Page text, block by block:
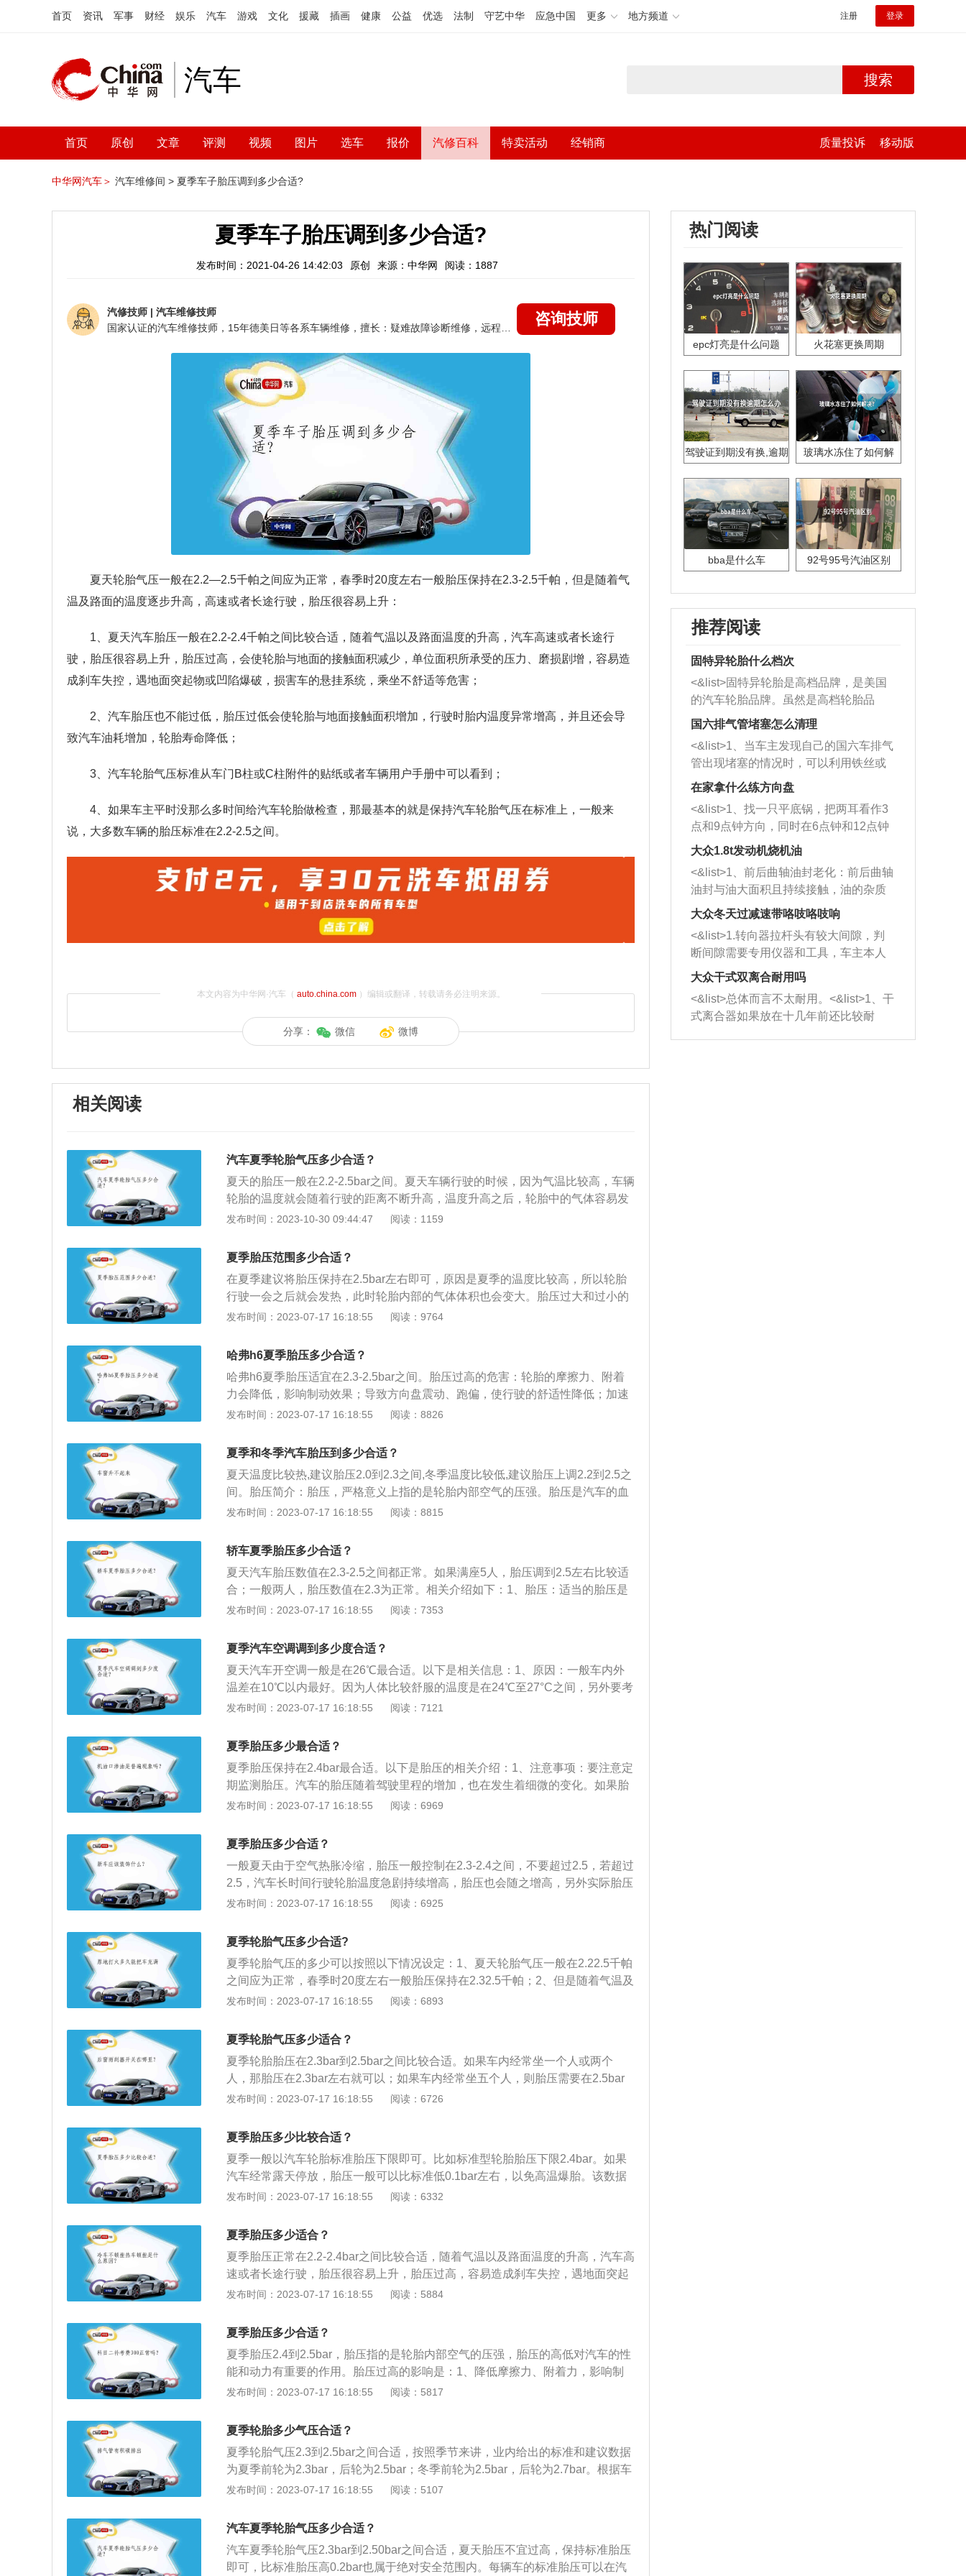
首页 资讯 军事 财经 娱乐 汽车 游戏 文化 援藏 插画 健康 公益 优选 法制 守艺中华 应急中国 更多 地方频道 注册 登录
汽车 搜索
首页 原创 文章 评测 视频 图片 选车 报价 汽修百科 特卖活动 经销商 质量投诉 移动版
中华网汽车＞ 汽车维修间 > 夏季车子胎压调到多少合适?
夏季车子胎压调到多少合适?
发布时间：2021-04-26 14:42:03 原创 来源：中华网 阅读：1887
汽修技师 | 汽车维修技师
咨询技师
夏天轮胎气压一般在2.2—2.5千帕之间应为正常，春季时20度左右一般胎压保持在2.3-2.5千帕，但是随着气
温及路面的温度逐步升高，高速或者长途行驶，胎压很容易上升：
1、夏天汽车胎压一般在2.2-2.4千帕之间比较合适，随着气温以及路面温度的升高，汽车高速或者长途行
驶，胎压很容易上升，胎压过高，会使轮胎与地面的接触面积减少，单位面积所承受的压力、磨损剧增，容易造
成刹车失控，遇地面突起物或凹陷爆破，损害车的悬挂系统，乘坐不舒适等危害；
2、汽车胎压也不能过低，胎压过低会使轮胎与地面接触面积增加，行驶时胎内温度异常增高，并且还会导
致汽车油耗增加，轮胎寿命降低；
3、汽车轮胎气压标准从车门B柱或C柱附件的贴纸或者车辆用户手册中可以看到；
4、如果车主平时没那么多时间给汽车轮胎做检查，那最基本的就是保持汽车轮胎气压在标准上，一般来
说，大多数车辆的胎压标准在2.2-2.5之间。
本文内容为中华网·汽车（ auto.china.com）编辑或翻译，转载请务必注明来源。
分享： 微信 微博
相关阅读
汽车夏季轮胎气压多少合适？
夏天的胎压一般在2.2-2.5bar之间。夏天车辆行驶的时候，因为气温比较高，车辆
轮胎的温度就会随着行驶的距离不断升高，温度升高之后，轮胎中的气体容易发
生膨胀，这样轮胎的气压很容易上升，所以胎压升高，对于轮胎来说增加了爆胎
采取降压的操作。要知道车辆行驶的过程中胎压太高的话，这样会导致地面和轮
胎的接触面积减少，会加剧轮胎的磨损，所以很容易影响到刹车系统，容易出现
失控的情况，还会影响到驾乘人员的舒适度。
发布时间：2023-10-30 09:44:47 阅读：1159
夏季胎压范围多少合适？
在夏季建议将胎压保持在2.5bar左右即可，原因是夏季的温度比较高，所以轮胎
行驶一会之后就会发热，此时轮胎内部的气体体积也会变大。胎压过大和过小的
影响如下：胎压过大：胎压过大，高于标准胎压太多轮胎的摩擦力，附着力就会
轮胎胎面中央的花纹局部磨损，使轮胎寿命下降，车身的震动变大，间接会影响
到其他零部件的寿命。胎压过小：胎压过小，低于标准胎压太多会增大轮胎与路
面的摩擦系数，油耗上升，也会造成方向盘很沉，易跑偏等不利驾乘安全的因
素。胎压不足使轮胎各部位的运动量增大，过度的碾压造成轮胎的异常发热。
发布时间：2023-07-17 16:18:55 阅读：9764
哈弗h6夏季胎压多少合适？
哈弗h6夏季胎压适宜在2.3-2.5bar之间。胎压过高的危害：轮胎的摩擦力、附着
力会降低，影响制动效果；导致方向盘震动、跑偏，使行驶的舒适性降低；加速
轮胎胎面中央的花纹局部磨损，使轮胎寿命下降；车身的震动变大，间接会影响
车在行驶中受到的负荷增大；耐轧性能下降。当遇到路面的钉子、玻璃等尖锐物
体时，很容易扎入胎内，冲击会产生内裂和爆破，造成爆胎。胎压过低的危害：
与路面的摩擦系数便会增大，油耗上升；造成方向盘很沉，易跑偏等不利驾乘安
全的因素；使轮胎各部位的运动量增大，过度的碾压造成轮胎的异常发热；使得
帘线以及橡胶的功能降低，引发脱层或者帘线折断与轮辋之间产生过度的摩擦造
变软，强度急剧下降。车辆高速行驶，就可能导致爆胎；使胎体变形增大，胎侧
容易出现裂口，同时产生屈挠运动，导致过度发热，促使橡胶老化，帘布层疲
劳，帘线折断，还会使轮胎接地面积增大，加速胎肩磨损。
发布时间：2023-07-17 16:18:55 阅读：8826
夏季和冬季汽车胎压到多少合适？
夏天温度比较热,建议胎压2.0到2.3之间,冬季温度比较低,建议胎压上调2.2到2.5之
间。胎压简介：胎压，严格意义上指的是轮胎内部空气的压强。胎压是汽车的血
压，胎压的高低对汽车的性能和动力有着至关重要的作用。胎压正常范围：轮胎
定的偏差。以家用轿车为例，正常情况下，轮胎胎压保持在2.2到2.6的范围之内
就可以。
发布时间：2023-07-17 16:18:55 阅读：8815
轿车夏季胎压多少合适？
夏天汽车胎压数值在2.3-2.5之间都正常。如果满座5人，胎压调到2.5左右比较适
合；一般两人，胎压数值在2.3为正常。相关介绍如下：1、胎压：适当的胎压是
轮胎维护最重要的一部分。轮胎的标准胎压取决于其所安装的车辆，即在车辆门
最佳性能的标准值，一般允许相差10%以内，如果低于标准值超过10%则属于缺
气状态；如果低于标准值20%，则应尽快前往专业店检查原因，是否有损伤漏
气。2、影响：胎压过高，使轮胎与地面的接触面积减少，单位面积所承受的压
力、磨损剧增，容易造成刹车失控，遇地面突起物或凹陷爆破，损害车的悬挂系
统，乘坐不舒适等危害。胎压过低，使轮胎与地面接触面积增加，行驶时胎内温
为爆胎埋下隐患，并且使耗油量增加，轮胎寿命降低。
发布时间：2023-07-17 16:18:55 阅读：7353
夏季汽车空调调到多少度合适？
夏天汽车开空调一般是在26℃最合适。以下是相关信息：1、原因：一般车内外
温差在10℃以内最好。因为人体比较舒服的温度是在24℃至27°C之间，另外要考
虑当地的天气温度，室内外温差不宜大于5℃，如果车内外温差太大，就容易造成
长时间开空调也不好，容易患头痛，这种常见的空调病，主要是因为室内外温差
大造成，选择合适的空调温度成为一门学问。
发布时间：2023-07-17 16:18:55 阅读：7121
夏季胎压多少最合适？
夏季胎压保持在2.4bar最合适。以下是胎压的相关介绍：1、注意事项：要注意定
期监测胎压。汽车的胎压随着驾驶里程的增加，也在发生着细微的变化。如果胎
压过高，会让轮胎减少与地面的接触面积，导致制动距离增加，不利于安全行
着天气的不断炎热，驾驶车速的加快，轮胎内部压力也会不断增高，所以，建议
夏天的轮胎压力可以适当的降低些。相反，秋冬季节则可以适当的提高胎压值，
以减少行驶的油耗量。
发布时间：2023-07-17 16:18:55 阅读：6969
夏季胎压多少合适？
一般夏天由于空气热胀冷缩，胎压一般控制在2.3-2.4之间，不要超过2.5，若超过
2.5，汽车长时间行驶轮胎温度急剧持续增高，胎压也会随之增高，另外实际胎压
比之前高出几个点，很容易发生爆胎。相关介绍如下：1、适当调整胎压：在季
长，还容易磨胎。另外，胎压高容易导致让侧壁鼓包，尤其是上马路牙子时。胎
压低，会使刹车距离变短、抓地力更好，缺点是油耗变高，加速感不强，而且低
胎压更容易导致爆胎发生。2、胎压监测：很多车上面本身就具备胎压监测功
能。即便没有此功能，现在也有很多简易的外置胎压监测的小工具，瞬间能知道
自己爱车的胎压。
发布时间：2023-07-17 16:18:55 阅读：6925
夏季轮胎气压多少合适?
夏季轮胎气压的多少可以按照以下情况设定：1、夏天轮胎气压一般在2.22.5千帕
之间应为正常，春季时20度左右一般胎压保持在2.32.5千帕；2、但是随着气温及
路面的温度逐步升高，高速或者长途行驶，胎压很容易上升，且容易引发爆胎，
在路上行驶，如果胎压过高，稍微碰到轮胎的薄弱处都很容易爆胎，所以汽车保
持在2.2千帕的胎压比较好。
发布时间：2023-07-17 16:18:55 阅读：6893
夏季轮胎气压多少适合？
夏季轮胎胎压在2.3bar到2.5bar之间比较合适。如果车内经常坐一个人或两个
人，那胎压在2.3bar左右就可以；如果车内经常坐五个人，则胎压需要在2.5bar
左右。有关胎压的资料如下：1、胎压，严格意义上指的是轮胎内部空气的压
那轮胎胎压则是汽车的血压，胎压的高低对汽车的性能和动力有着至关重要的作
用。2、气压是轮胎的命门，过高和过低都会缩短轮胎的使用寿命。气压过低会
使胎体变形增大，胎侧容易出现裂口，同时产生屈挠运动，导致过度发热，促使
橡胶老化，帘布层疲劳，帘线折断，还会使轮胎接地面积增大，加速胎肩磨损；
气压过高，会使轮胎帘线受到过度的伸张变形，胎体弹性下降，使汽车在行驶中
损，并使耐轧性能下降。
发布时间：2023-07-17 16:18:55 阅读：6726
夏季胎压多少比较合适？
夏季一般以汽车轮胎标准胎压下限即可。比如标准型轮胎胎压下限2.4bar。如果
汽车经常露天停放，胎压一般可以比标准低0.1bar左右，以免高温爆胎。该数据
为国际GBT2978-2008标准的规定和要求。胎压过高的危害：轮胎的摩擦力、附
速轮胎胎面中央的花纹局部磨损，使轮胎寿命下降；车身的震动变大，间接会影
响到其他零部件的寿命；会使轮胎帘线受到过度的伸张变形，胎体弹性下降，使
汽车在行驶中受到的负荷增大；耐轧性能下降。当遇到路面的钉子、玻璃等尖锐
物体时，很容易扎入胎内，冲击会产生内裂和爆破，造成爆胎。胎压过低的危
害：与路面的摩擦系数便会增大，油耗上升；造成方向盘很沉，易跑偏等不利驾
使得帘线以及橡胶的功能降低，引发脱层或者帘线折断与轮辋之间产生过度的摩
擦造成胎圈部位损伤，异常磨损；轮胎与地面的摩擦成倍增加，胎温急剧升高，
轮胎变软，强度急剧下降。车辆高速行驶，就可能导致爆胎；使胎体变形增大，
疲劳，帘线折断，还会使轮胎接地面积增大，加速胎肩磨损。
发布时间：2023-07-17 16:18:55 阅读：6332
夏季胎压多少适合？
夏季胎压正常在2.2-2.4bar之间比较合适，随着气温以及路面温度的升高，汽车高
速或者长途行驶，胎压很容易上升，胎压过高，容易造成刹车失控，遇地面突起
物或凹陷爆破。胎压过高的危害：轮胎的摩擦力、附着力会降低，影响制动效
部磨损，使轮胎寿命下降；车身的震动变大，间接会影响到其他零部件的寿命；
会使轮胎帘线受到过度的伸张变形，胎体弹性下降，使汽车在行驶中受到的负荷
增大；耐轧性能下降。当遇到路面的钉子、玻璃等尖锐物体时，很容易扎入胎
内，冲击会产生内裂和爆破，造成爆胎。
发布时间：2023-07-17 16:18:55 阅读：5884
夏季胎压多少合适？
夏季胎压2.4到2.5bar，胎压指的是轮胎内部空气的压强，胎压的高低对汽车的性
能和动力有重要的作用。胎压过高的影响是：1、降低摩擦力、附着力，影响制
动效果；2、导致方向盘震动、跑偏，降低行驶舒适性；3、加速胎面中央花纹的
成方向盘发沉、易跑偏；3、轮胎各部位的运动量增大，过度的碾压造成轮胎的
异常发热。
发布时间：2023-07-17 16:18:55 阅读：5817
夏季轮胎多少气压合适？
夏季轮胎气压2.3到2.5bar之间合适，按照季节来讲，业内给出的标准和建议数据
为夏季前轮为2.3bar，后轮为2.5bar；冬季前轮为2.5bar，后轮为2.7bar。根据车
辆型号，款式不同对于胎压数据也略有不同，但不会出入很大。如果轮胎气压不
扭曲变形，产生高温加速轮胎磨损，导致爆胎。轮胎气压过大会使轮胎过硬失去
弹性及吸震能力，导致抓地力变差，中央胎纹过度磨损会产生胎纹深度不均，轮
胎高速运转下也有可能因无法承受过度压力发生爆胎。
发布时间：2023-07-17 16:18:55 阅读：5107
汽车夏季轮胎气压多少合适？
汽车夏季轮胎气压2.3bar到2.50bar之间合适，夏天胎压不宜过高，保持标准胎压
即可，比标准胎压高0.2bar也属于绝对安全范围内。每辆车的标准胎压可以在汽
热门阅读
epc灯亮是什么问题 火花塞更换周期
驾驶证到期没有换,逾期
玻璃水冻住了如何解
bba是什么车 92号95号汽油区别
推荐阅读
固特异轮胎什么档次
<&list>固特异轮胎是高档品牌，是美国
的汽车轮胎品牌。虽然是高档轮胎品
牌，但是中高低端的轮胎都有生产，这
也是为了更好的开拓市场。
国六排气管堵塞怎么清理
<&list>1、当车主发现自己的国六车排气
管出现堵塞的情况时，可以利用铁丝或
者是细棍，直接将杂物给取出来，如果
堵塞情况比较严重，也可以采取应急措
施。 <&list>2、直接利用木棍将所有的
杂物推到排气管里面的位置处，然后将
三元催化器拆解开，就可以将堵塞的东
西取出来。但如果是因为积碳过多引起
的堵塞，就需要将三元催化器泡在草酸
洗剂对堵塞的情况得到解决，将清洗剂
放在燃油箱中，与燃油混合后，车辆启
动时，就可以和汽油一起进入到燃烧
室，最后形成废气排出，就可以让三元
催化器得到清洗，排气管堵塞的情况就
能够得到解决。
在家拿什么练方向盘
<&list>1、找一只平底锅，把两耳看作3
点和9点钟方向，同时在6点钟和12点钟
方向做一个标记。 <&list>2、双手握住
一圈半的练习，往右同样也要打相同的
圈数。 <&list>3、最后强调要反复练
习，这样就可以形成肌肉记忆，在真实
驾驶车辆时，不需要记忆也能打好方
向。
大众1.8t发动机烧机油
<&list>1、前后曲轴油封老化：前后曲轴
油封与油大面积且持续接触，油的杂质
和发动机内持续温度变化使其密封效果
逐渐减弱，导致渗油或漏油。<&list>2、
活塞间隙过大：积碳会使活塞环与缸体
的间隙扩大，导致机油流入燃烧室中，
造成烧机油。<&list>3、机油粘度。使用
机油粘度过小的话，同样会有烧机油现
象，机油粘度过小具有很好的流动性，
大众冬天过减速带咯吱咯吱响
<&list>1.转向器拉杆头有较大间隙，判
断间隙需要专用仪器和工具，车主本人
无法制作，需要将车辆送到修理厂或4s
店；<&list>2.车辆半轴套管防尘罩破
裂，破裂后会出现漏油现象，使半轴磨
损严重，磨损的半轴容易损坏，产生异
响；<&list>3.稳定器的转向胶套和球头
大众干式双离合耐用吗
<&list>总体而言不太耐用。<&list>1、干
式离合器如果放在十几年前还比较耐